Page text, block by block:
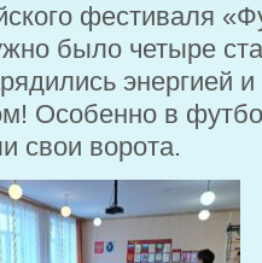
фестиваля
было четыре
энергией
Особенно в
свои ворота.